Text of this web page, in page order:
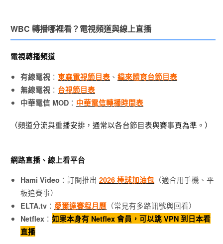
WBC 轉播哪裡看？電視頻道與線上直播
電視轉播頻道
有線電視 ： 東森電視節目表 、緯來體育台節目表
無線電視 ： 台視節目表
中華電信 MOD ： 中華電信轉播時間表
（頻道分流與重播安排，通常以各台節目表與賽事頁為準。）
網路直播、線上看平台
Hami Video ：訂閱推出2026 棒球加油包 （適合用手機、平
板追賽事）
ELTA.tv ： 愛爾達賽程月曆 （常見有多路訊號與回看）
Netflex ：如果本身有 Netflex 會員，可以跳 VPN 到日本看
直播